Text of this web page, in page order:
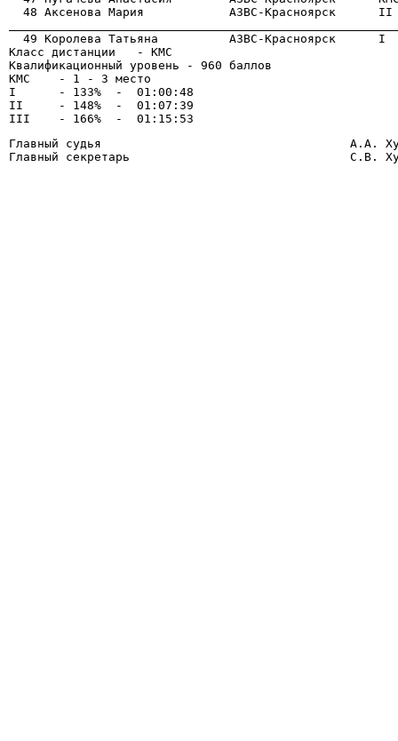
49 Королева Татьяна          АЗВС-
Класс дистанции   - КМС
Квалификационный уровень - 960 баллов
КМС    - 1 - 3 место
I      - 133%  -  01:00:48
II     - 148%  -  01:07:39
Главный судья                                   А.А.
Главный секретарь                               С.В.